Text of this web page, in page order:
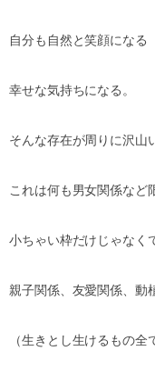
自分も自然と笑顔になる
幸せな気持ちになる。
そんな存在が周りに沢山
これは何も男女関係など
小ちゃい枠だけじゃなく
親子関係、友愛関係、動
（生きとし生けるもの全